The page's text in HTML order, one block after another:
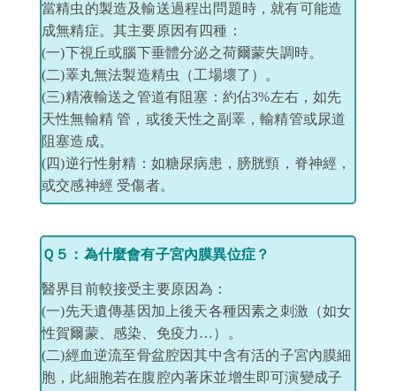
當精虫的製造及輸送過程出問題時，就有可能造
成無精症。其主要原因有四種：
(一)下視丘或腦下垂體分泌之荷爾蒙失調時。
(二)睪丸無法製造精虫（工場壞了）。
(三)精液輸送之管道有阻塞：約佔3%左右，如先
天性無輸精 管，或後天性之副睪，輸精管或尿道
阻塞造成。
(四)逆行性射精：如糖尿病患，膀胱頸，脊神經，
或交感神經 受傷者。
Ｑ５：為什麼會有子宮內膜異位症？
醫界目前較接受主要原因為：
(一)先天遺傳基因加上後天各種因素之刺激（如女
性賀爾蒙、感染、免疫力…）。
(二)經血逆流至骨盆腔因其中含有活的子宮內膜細
胞，此細胞若在腹腔內著床並增生即可演變成子